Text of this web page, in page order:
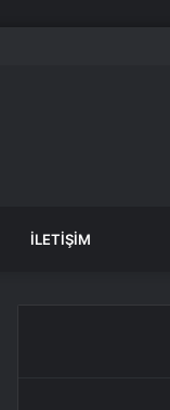
İLETIŞIM